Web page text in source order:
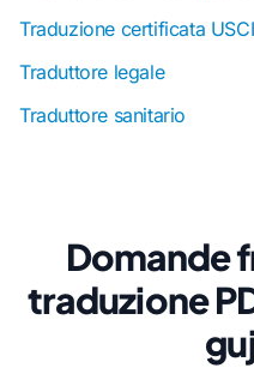
Traduzione certificata
Traduttore legale
Traduttore sanitario
Domande
traduzione